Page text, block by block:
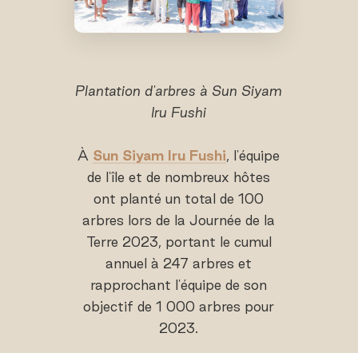
Plantation d'arbres à Sun Siyam
Iru Fushi
À Sun Siyam Iru Fushi , l'équipe
de l'île et de nombreux hôtes
ont planté un total de 100
arbres lors de la Journée de la
Terre 2023, portant le cumul
annuel à 247 arbres et
rapprochant l'équipe de son
objectif de 1 000 arbres pour
2023.